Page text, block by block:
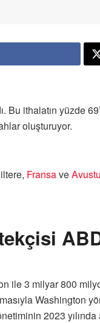
Bu ithalatın yüzde
oluşturuyor.
Fransave
ile 3 milyar 800
Washington
2023 yılında